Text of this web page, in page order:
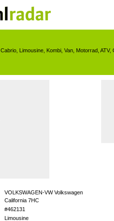
Cabrio Limousine Kombi Van Motorrad ATV,
VOLKSWAGEN-VW Volkswagen
California 7HC
#462131
Limousine